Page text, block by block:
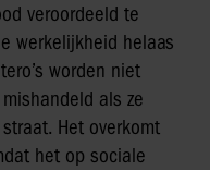
veroordeeld te
werkelijkheid helaas
worden niet
als ze
Het overkomt
het op sociale